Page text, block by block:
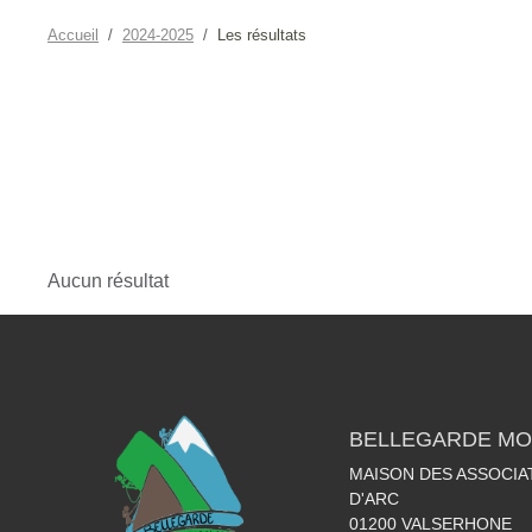
Accueil 2024-2025 Les résultats
Aucun résultat
BELLEGARDE
MAISON DES
D'ARC
01200 VALSERHONE